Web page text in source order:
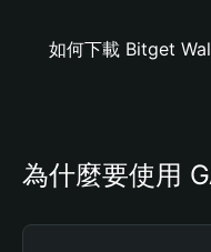
如何下載 Bitget
為什麼要使用